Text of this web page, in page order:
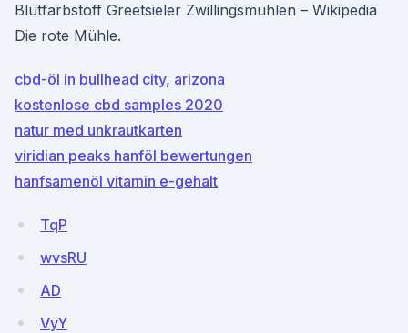
Blutfarbstoff Greetsieler Zwillingsmühlen – Wikipedia
Die rote Mühle.
cbd-öl in bullhead city, arizona
kostenlose cbd samples 2020
natur med unkrautkarten
viridian peaks hanföl bewertungen
hanfsamenöl vitamin e-gehalt
TqP
wvsRU
AD
VyY